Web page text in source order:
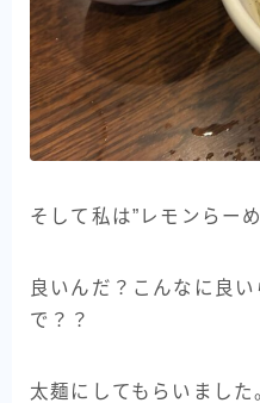
そして私は”レモンらー
良いんだ？こんなに良
で？？
太麺にしてもらいました